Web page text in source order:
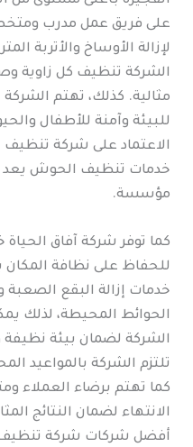
على فريق عمل مدرب
لإزالة الأوساخ والأتربة
الشركة تنظيف كل زاوية
مثالية. كذلك، تهتم
للبيئة وآمنة للأطفال
الاعتماد على شركة
خدمات تنظيف الحوش يعد
مؤسسة.
كما توفر شركة آفاق
للحفاظ على نظافة
خدمات إزالة البقع الصعبة
الحوائط المحيطة، لذلك
الشركة لضمان بيئة
تلتزم الشركة بالمواعيد
كما تهتم برضاء العملاء
الانتهاء لضمان النتائج
أفضل شركات شركة تنظيف